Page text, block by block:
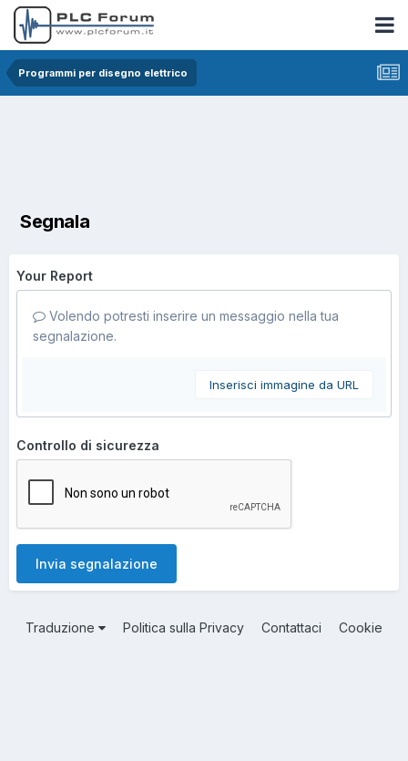
Programmi per disegno elettrico
Segnala
Your Report
Volendo potresti inserire un messaggio nella tua
segnalazione.
Inserisci immagine da URL
Controllo di sicurezza
Invia segnalazione
Traduzione Politica sulla Privacy Contattaci Cookie